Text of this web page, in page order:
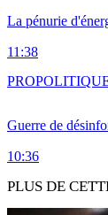
La pénurie
11:38
Guerre de
10:36
PRO
PLUS DE